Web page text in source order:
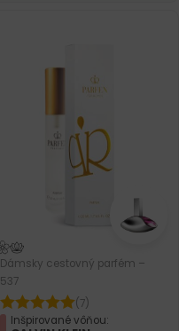
Dámsky cestovný parfém –
537
(7)
Inšpirované vôňou: